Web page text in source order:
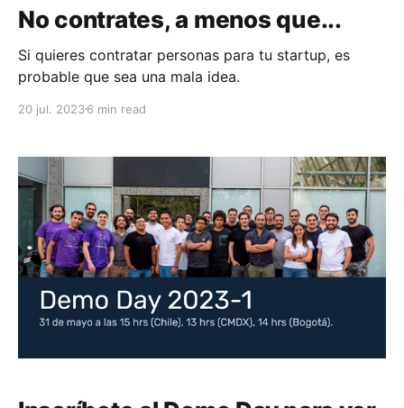
No contrates, a menos que...
Si quieres contratar personas para tu startup, es
probable que sea una mala idea.
20 jul. 20236 min read